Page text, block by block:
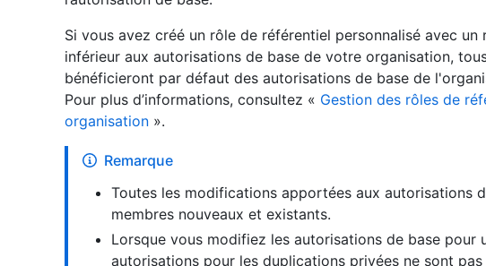
Si vous avez créé un rôle de référentiel personnalisé avec
inférieur aux autorisations de base de votre organisation,
bénéficieront par défaut des autorisations de base de
Pour plus d’informations, consultez « Gestion des rôles de
organisation ».
Remarque
Toutes les modifications apportées aux autorisations
membres nouveaux et existants.
Lorsque vous modifiez les autorisations de base pour
autorisations pour les duplications privées ne sont